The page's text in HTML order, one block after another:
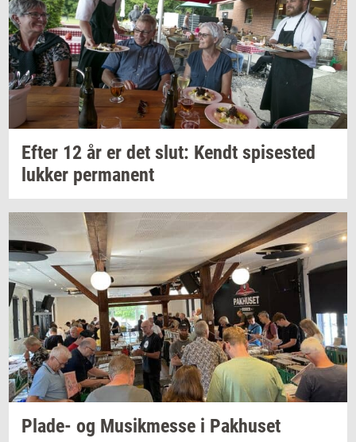
Efter 12 år er det slut: Kendt spi­se­sted
luk­ker per­ma­nent
Plade-​ og Mu­sik­mes­se i Pak­hu­set